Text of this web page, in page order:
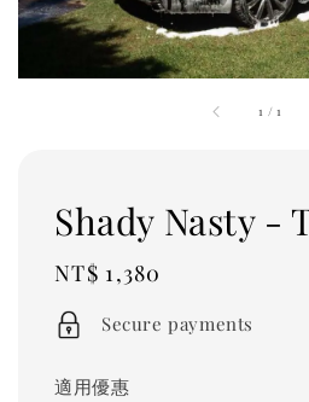
1 /1
Shady Nasty -
Regular
price
NT$ 1,380
Secure payments
適用優惠